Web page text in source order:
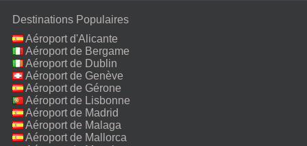
Destinations Populaires
Aéroport d'Alicante
Aéroport de Bergame
Aéroport de Dublin
Aéroport de Genève
Aéroport de Gérone
Aéroport de Lisbonne
Aéroport de Madrid
Aéroport de Malaga
Aéroport de Mallorca